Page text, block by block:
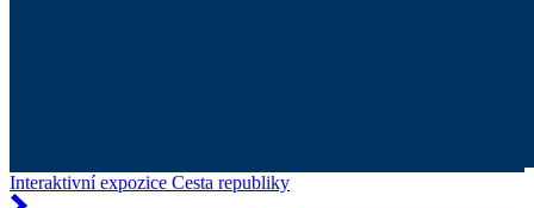
Interaktivní expozice Cesta republiky